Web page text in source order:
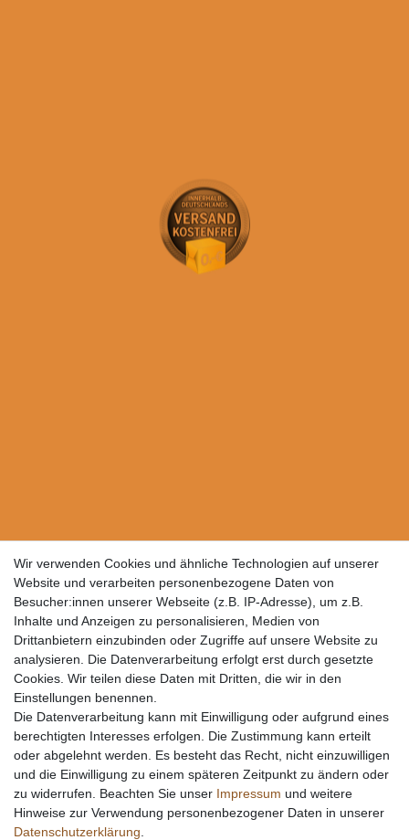
Wir verwenden Cookies und ähnliche Technologien auf unserer
Website und verarbeiten personenbezogene Daten von
Besucher:innen unserer Webseite (z.B. IP-Adresse), um z.B.
Inhalte und Anzeigen zu personalisieren, Medien von
Drittanbietern einzubinden oder Zugriffe auf unsere Website zu
analysieren. Die Datenverarbeitung erfolgt erst durch gesetzte
Cookies. Wir teilen diese Daten mit Dritten, die wir in den
Einstellungen benennen.
Die Datenverarbeitung kann mit Einwilligung oder aufgrund eines
berechtigten Interesses erfolgen. Die Zustimmung kann erteilt
oder abgelehnt werden. Es besteht das Recht, nicht einzuwilligen
und die Einwilligung zu einem späteren Zeitpunkt zu ändern oder
zu widerrufen. Beachten Sie unser Impressum und weitere
Hinweise zur Verwendung personenbezogener Daten in unserer
Daten­schutz­erklärung